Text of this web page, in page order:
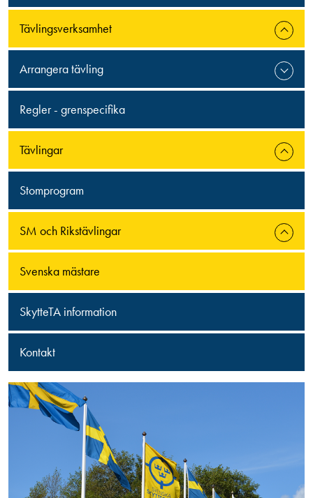
Tävlingsverksamhet
Arrangera tävling
Regler - grenspecifika
Tävlingar
Stomprogram
SM och Rikstävlingar
Svenska mästare
SkytteTA information
Kontakt